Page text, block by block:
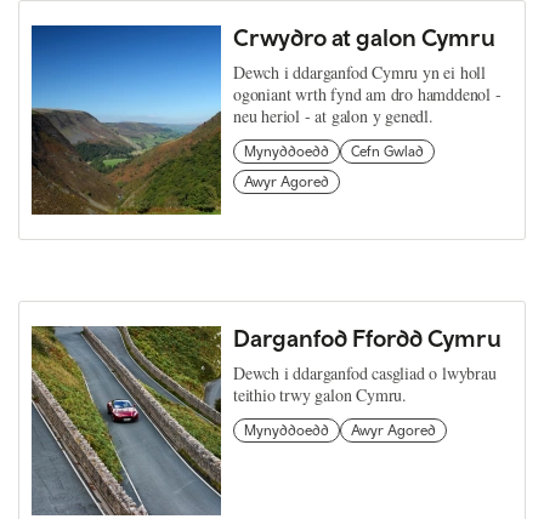
Crwydro at galon Cymru
Dewch i ddarganfod Cymru yn ei holl
ogoniant wrth fynd am dro hamddenol -
neu heriol - at galon y genedl.
Mynyddoedd
Cefn Gwlad
Awyr Agored
Darganfod Ffordd Cymru
Dewch i ddarganfod casgliad o lwybrau
teithio trwy galon Cymru.
Mynyddoedd Awyr Agored